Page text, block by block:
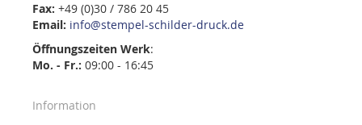
Fax: +49 (0)30 / 786 20 45
Email: info@stempel-schilder-druck.de
Öffnungszeiten Werk:
Mo. - Fr.: 09:00 - 16:45
Information